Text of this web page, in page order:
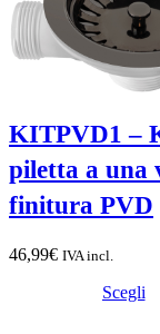
KITPVD1 –
piletta a una
finitura PVD
46,99€ IVA incl.
Scegli